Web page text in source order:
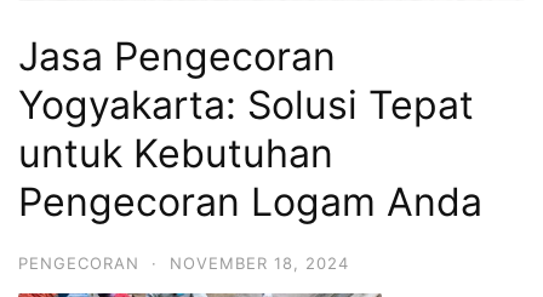
Jasa Pengecoran
Yogyakarta: Solusi Tepat
untuk Kebutuhan
Pengecoran Logam Anda
PENGECORAN · NOVEMBER 18, 2024